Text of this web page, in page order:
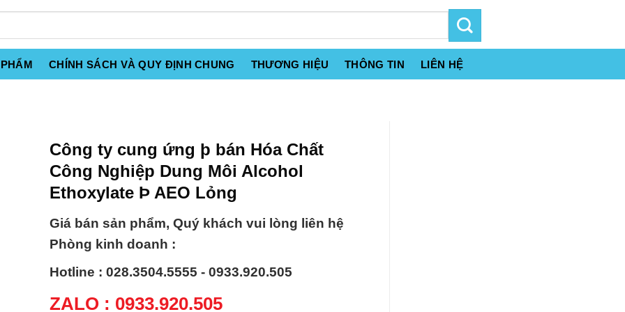
CHÍNH SÁCH VÀ QUY ĐỊNH CHUNG THƯƠNG HIỆU THÔNG TIN LIÊN HỆ
Công ty cung ứng þ bán Hóa Chất
Công Nghiệp Dung Môi Alcohol
Ethoxylate Þ AEO Lỏng
Giá bán sản phẩm, Quý khách vui lòng liên hệ
Phòng kinh doanh :
Hotline : 028.3504.5555 - 0933.920.505
ZALO : 0933.920.505